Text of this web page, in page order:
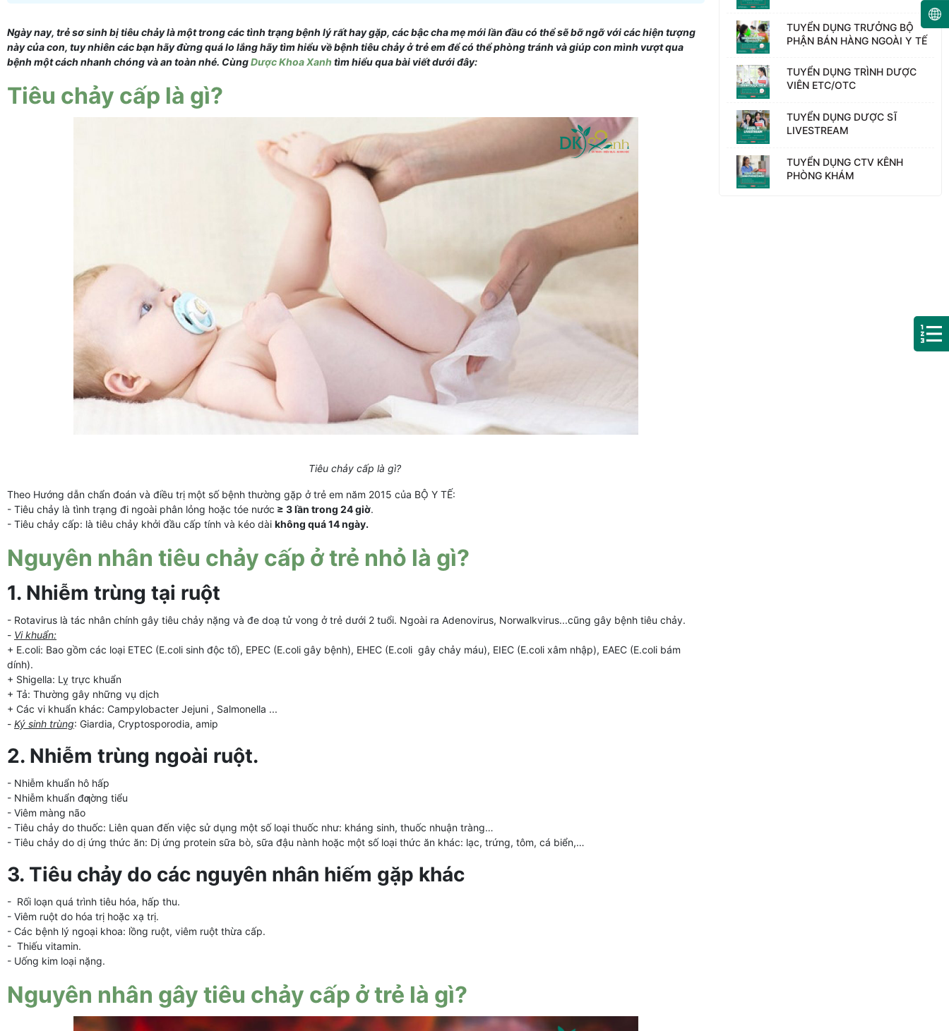
Ngày nay, trẻ sơ sinh bị tiêu chảy là một trong các tình trạng bệnh lý rất hay gặp, các bậc cha mẹ mới lần đầu có thể sẽ bỡ ngỡ với các hiện tượng
này của con, tuy nhiên các bạn hãy đừng quá lo lắng hãy tìm hiểu về bệnh tiêu chảy ở trẻ em để có thể phòng tránh và giúp con mình vượt qua
bệnh một cách nhanh chóng và an toàn nhé. CùngDược Khoa Xanh tìm hiểu qua bài viết dưới đây:
Tiêu chảy cấp là gì?
Tiêu chảy cấp là gì?
Theo Hướng dẫn chẩn đoán và điều trị một số bệnh thường gặp ở trẻ em năm 2015 của BỘ Y TẾ:
- Tiêu chảy là tình trạng đi ngoài phân lỏng hoặc tóe nước ≥ 3 lần trong 24 giờ.
- Tiêu chảy cấp: là tiêu chảy khởi đầu cấp tính và kéo dài không quá 14 ngày.
Nguyên nhân tiêu chảy cấp ở trẻ nhỏ là gì?
1. Nhiễm trùng tại ruột
- Rotavirus là tác nhân chính gây tiêu chảy nặng và đe doạ tử vong ở trẻ dưới 2 tuổi. Ngoài ra Adenovirus, Norwalkvirus...cũng gây bệnh tiêu chảy.
- Vi khuẩn:
+ E.coli: Bao gồm các loại ETEC (E.coli sinh độc tố), EPEC (E.coli gây bệnh), EHEC (E.coli gây chảy máu), EIEC (E.coli xâm nhập), EAEC (E.coli bám
dính).
+ Shigella: Lỵ trực khuẩn
+ Tả: Thường gây những vụ dịch
+ Các vi khuẩn khác: Campylobacter Jejuni , Salmonella ...
- Ký sinh trùng: Giardia, Cryptosporodia, amip
2. Nhiễm trùng ngoài ruột.
- Nhiễm khuẩn hô hấp
- Nhiễm khuẩn đƣờng tiểu
- Viêm màng não
- Tiêu chảy do thuốc: Liên quan đến việc sử dụng một số loại thuốc như: kháng sinh, thuốc nhuận tràng…
- Tiêu chảy do dị ứng thức ăn: Dị ứng protein sữa bò, sữa đậu nành hoặc một số loại thức ăn khác: lạc, trứng, tôm, cá biển,…
3. Tiêu chảy do các nguyên nhân hiếm gặp khác
- Rối loạn quá trình tiêu hóa, hấp thu.
- Viêm ruột do hóa trị hoặc xạ trị.
- Các bệnh lý ngoại khoa: lồng ruột, viêm ruột thừa cấp.
- Thiếu vitamin.
- Uống kim loại nặng.
Nguyên nhân gây tiêu chảy cấp ở trẻ là gì?
TUYỂN DỤNG TRƯỞNG BỘ
PHẬN BÁN HÀNG NGOÀI Y TẾ
TUYỂN DỤNG TRÌNH DƯỢC
VIÊN ETC/OTC
TUYỂN DỤNG DƯỢC SĨ
LIVESTREAM
TUYỂN DỤNG CTV KÊNH
PHÒNG KHÁM